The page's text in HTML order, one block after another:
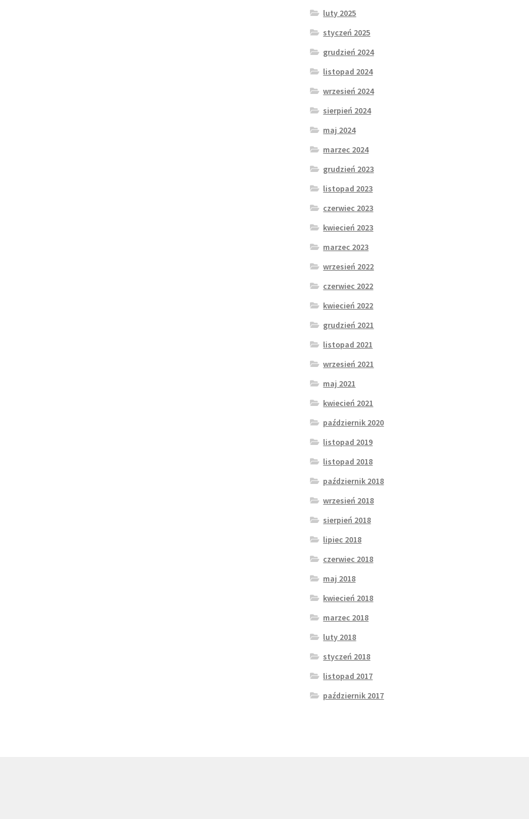
luty 2025
styczeń 2025
grudzień 2024
listopad 2024
wrzesień 2024
sierpień 2024
maj 2024
marzec 2024
grudzień 2023
listopad 2023
czerwiec 2023
kwiecień 2023
marzec 2023
wrzesień 2022
czerwiec 2022
kwiecień 2022
grudzień 2021
listopad 2021
wrzesień 2021
maj 2021
kwiecień 2021
październik 2020
listopad 2019
listopad 2018
październik 2018
wrzesień 2018
sierpień 2018
lipiec 2018
czerwiec 2018
maj 2018
kwiecień 2018
marzec 2018
luty 2018
styczeń 2018
listopad 2017
październik 2017